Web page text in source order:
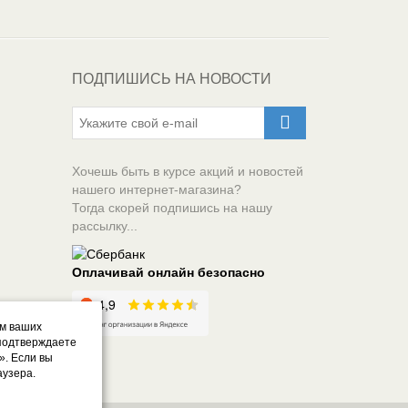
ПОДПИШИСЬ НА НОВОСТИ
Хочешь быть в курсе акций и новостей
нашего интернет-магазина?
Тогда скорей подпишись на нашу
рассылку...
Оплачивай онлайн безопасно
ваших
Если вы